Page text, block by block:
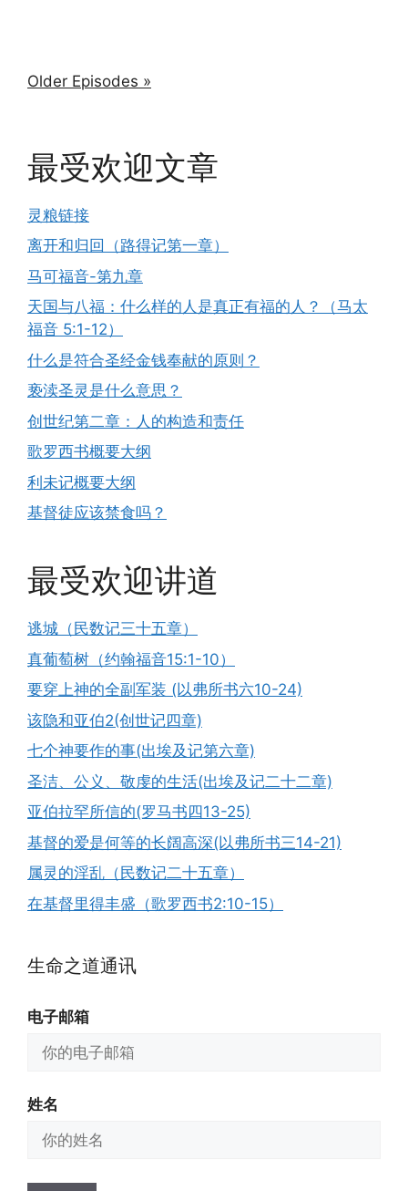
Older Episodes »
最受欢迎文章
灵粮链接
离开和归回（路得记第一章）
马可福音-第九章
天国与八福：什么样的人是真正有福的人？（马太
福音 5:1-12）
什么是符合圣经金钱奉献的原则？
亵渎圣灵是什么意思？
创世纪第二章：人的构造和责任
歌罗西书概要大纲
利未记概要大纲
基督徒应该禁食吗？
最受欢迎讲道
逃城（民数记三十五章）
真葡萄树（约翰福音15:1-10）
要穿上神的全副军装 (以弗所书六10-24)
该隐和亚伯2(创世记四章)
七个神要作的事(出埃及记第六章)
圣洁、公义、敬虔的生活(出埃及记二十二章)
亚伯拉罕所信的(罗马书四13-25)
基督的爱是何等的长阔高深(以弗所书三14-21)
属灵的淫乱（民数记二十五章）
在基督里得丰盛（歌罗西书2:10-15）
生命之道通讯
电子邮箱
姓名